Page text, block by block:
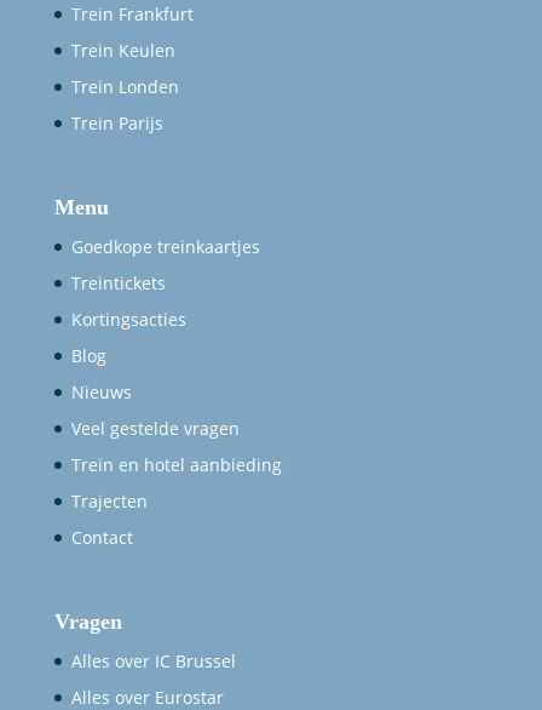
Trein Frankfurt
Trein Keulen
Trein Londen
Trein Parijs
Menu
Goedkope treinkaartjes
Treintickets
Kortingsacties
Blog
Nieuws
Veel gestelde vragen
Trein en hotel aanbieding
Trajecten
Contact
Vragen
Alles over IC Brussel
Alles over Eurostar